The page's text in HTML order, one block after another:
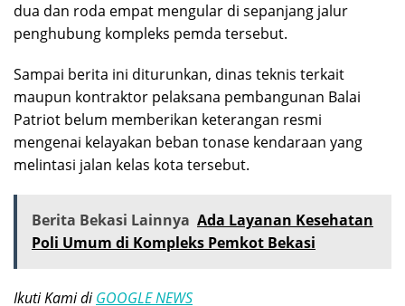
dua dan roda empat mengular di sepanjang jalur
penghubung kompleks pemda tersebut.
Sampai berita ini diturunkan, dinas teknis terkait
maupun kontraktor pelaksana pembangunan Balai
Patriot belum memberikan keterangan resmi
mengenai kelayakan beban tonase kendaraan yang
melintasi jalan kelas kota tersebut.
Berita Bekasi Lainnya Ada Layanan Kesehatan
Poli Umum di Kompleks Pemkot Bekasi
Ikuti Kami diGOOGLE NEWS